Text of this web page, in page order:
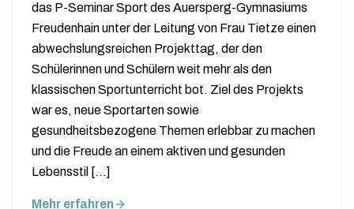
das P-Seminar Sport des Auersperg-Gymnasiums
Freudenhain unter der Leitung von Frau Tietze einen
abwechslungsreichen Projekttag, der den
Schülerinnen und Schülern weit mehr als den
klassischen Sportunterricht bot. Ziel des Projekts
war es, neue Sportarten sowie
gesundheitsbezogene Themen erlebbar zu machen
und die Freude an einem aktiven und gesunden
Lebensstil […]
Mehr erfahren